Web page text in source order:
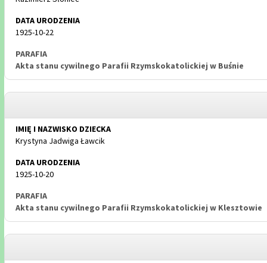
1925-10-22
Akta stanu cywilnego Parafii Rzymskokatolickiej w Buśnie
Krystyna Jadwiga Ławcik
1925-10-20
Akta stanu cywilnego Parafii Rzymskokatolickiej w Klesztowie